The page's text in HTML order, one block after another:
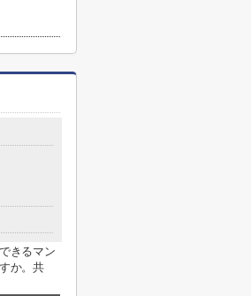
きるマン
か。共